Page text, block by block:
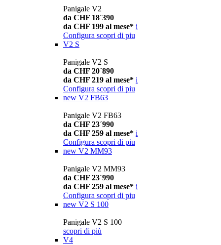
Panigale V2
da CHF 18´390
da CHF 199 al mese* i
Configura scopri di piu
V2 S
Panigale V2 S
da CHF 20´890
da CHF 219 al mese* i
Configura scopri di piu
new V2 FB63
Panigale V2 FB63
da CHF 23´990
da CHF 259 al mese* i
Configura scopri di piu
new V2 MM93
Panigale V2 MM93
da CHF 23´990
da CHF 259 al mese* i
Configura scopri di piu
new V2 S 100
Panigale V2 S 100
scopri di più
V4